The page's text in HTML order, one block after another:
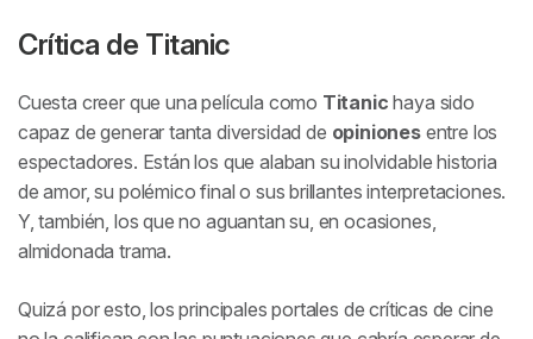
Crítica de Titanic
Cuesta creer que una película como Titanic haya sido
capaz de generar tanta diversidad de opinionesentre los
espectadores. Están los que alaban su inolvidable historia
de amor, su polémico final o sus brillantes interpretaciones.
Y, también, los que no aguantan su, en ocasiones,
almidonada trama.
Quizá por esto, los principales portales de críticas de cine